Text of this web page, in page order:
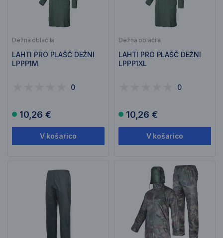
Dežna oblačila
LAHTI PRO PLAŠČ DEŽNI
LPPP1M
0
10,26 €
V košarico
Dežna oblačila
LAHTI PRO PLAŠČ DEŽNI
LPPP1XL
0
10,26 €
V košarico